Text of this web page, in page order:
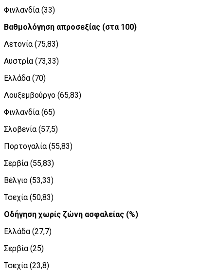
Φινλανδία (33)
Βαθμολόγηση απροσεξίας (στα 100)
Λετονία (75,83)
Αυστρία (73,33)
Ελλάδα (70)
Λουξεμβούργο (65,83)
Φινλανδία (65)
Σλοβενία (57,5)
Πορτογαλία (55,83)
Σερβία (55,83)
Βέλγιο (53,33)
Τσεχία (50,83)
Οδήγηση χωρίς ζώνη ασφαλείας (%)
Ελλάδα (27,7)
Σερβία (25)
Τσεχία (23,8)